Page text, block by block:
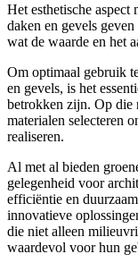
Het esthetische
daken en gevels
wat de waarde en het
Om optimaal gebruik
en gevels, is het
betrokken zijn. Op die
materialen selecteren
realiseren.
Al met al bieden
gelegenheid voor
efficiëntie en
innovatieve
die niet alleen
waardevol voor hun